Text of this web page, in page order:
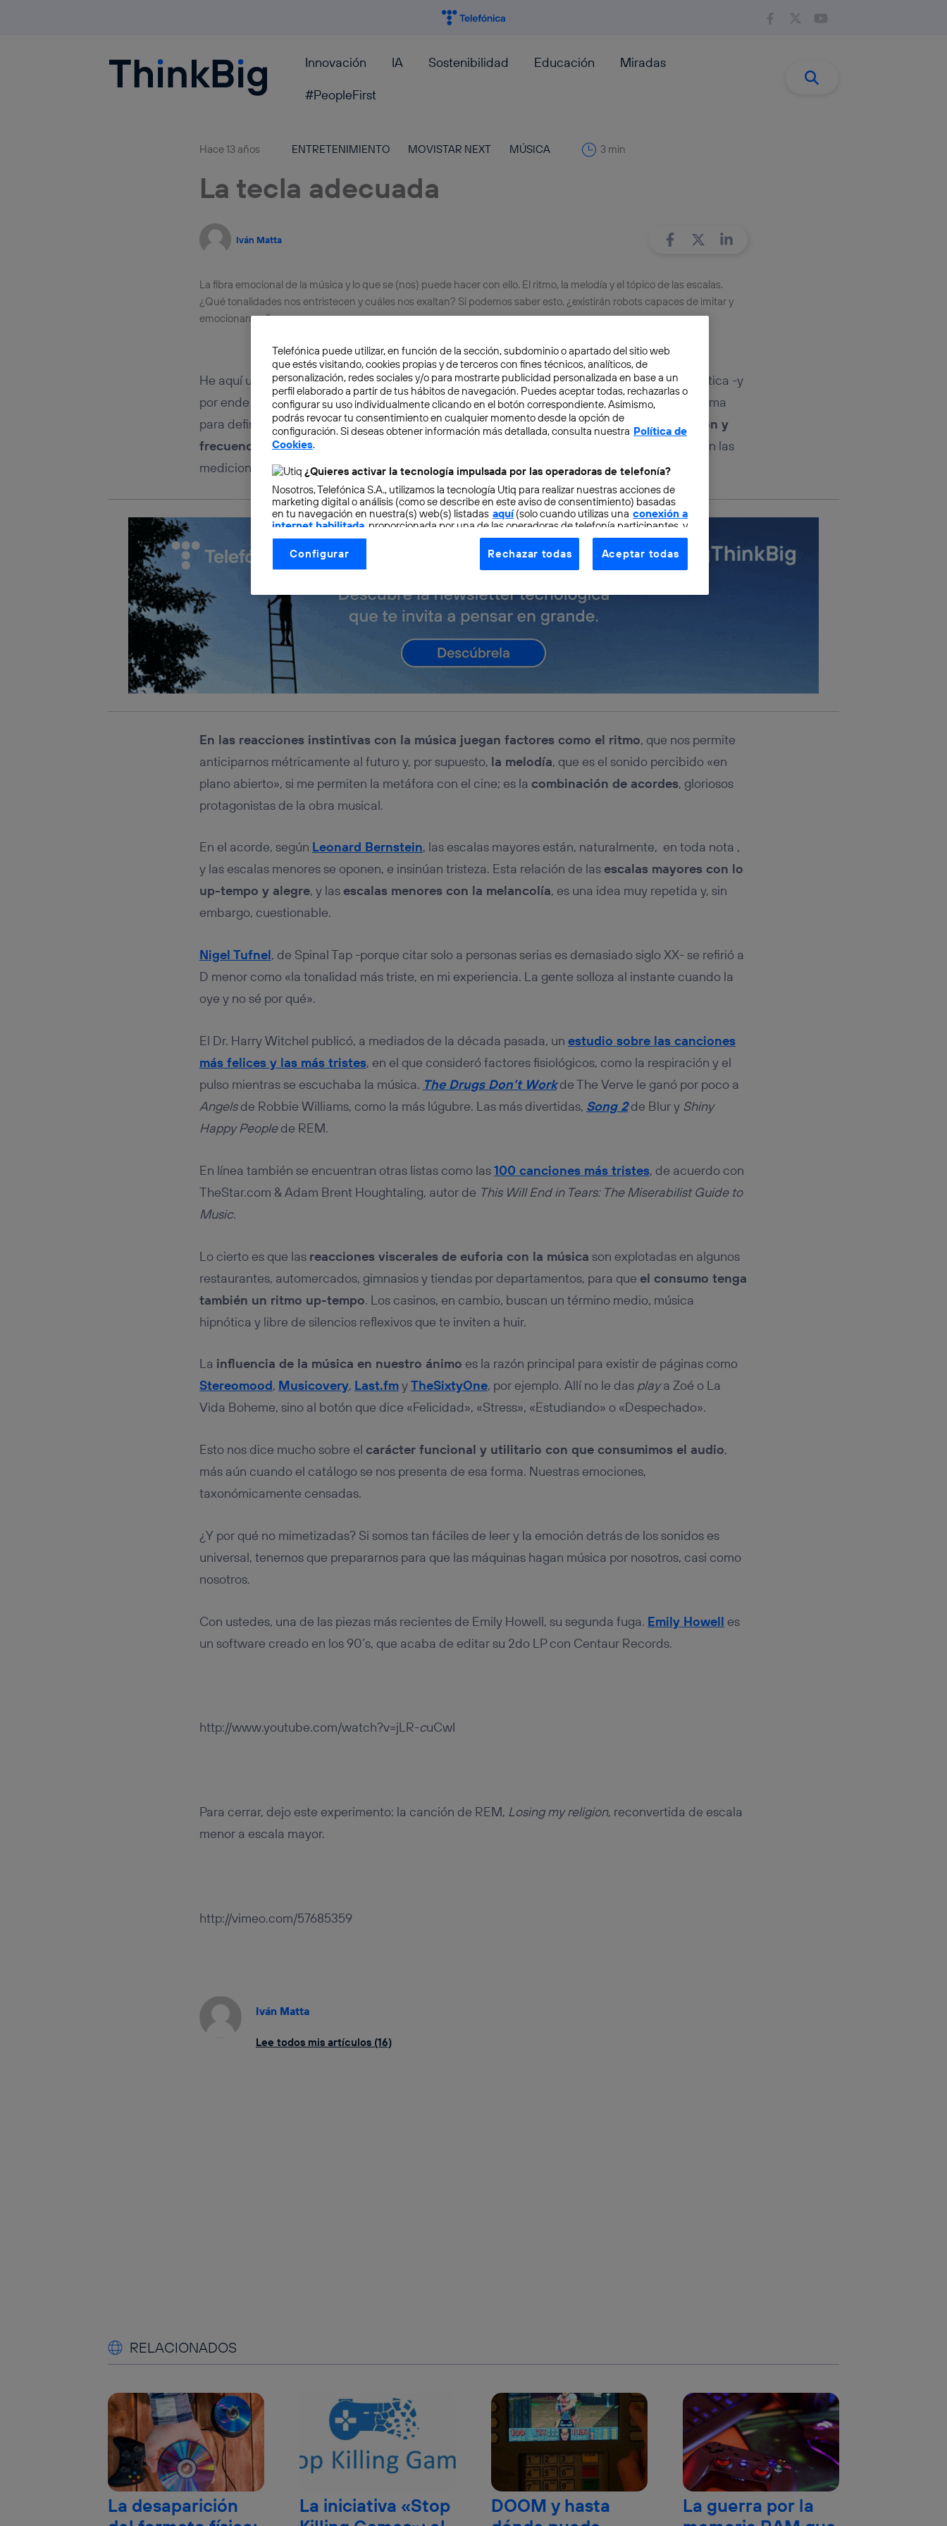
Blogthinkbig.com Innovación IA Sostenibilidad Educación
Miradas
#PeopleFirst
Buscar
Hace 13 años ENTRETENIMIENTO MOVISTAR NEXT MÚSICA 3 min
La tecla adecuada
Iván Matta
La fibra emocional de la música y lo que se (nos) puede hacer con ello. El ritmo, la melodía y el tópico de las escalas.
¿Qué tonalidades nos entristecen y cuáles nos exaltan? Si podemos saber esto, ¿existirán robots capaces de imitar y
emocionarnos?
He aquí un enredo innecesario, diría mi señora madre: hablar de música, una disciplina artística -y
por ende de lectura muy íntima- y de emociones, con lo impreciso que resulta cualquier idioma
para definirlas. Ambas son intangibles desde cierta perspectiva. Peroel sonido es vibración y
frecuencia, y lo emotivo, química hormonal y electricidad
, así que al menos aparecen en las
mediciones.
En las reacciones instintivas con la música juegan factores como el ritmo, que nos permite
anticiparnos métricamente al futuro y, por supuesto, la melodía, que es el sonido percibido «en
plano abierto», si me permiten la metáfora con el cine; es la combinación de acordes, gloriosos
protagonistas de la obra musical.
En el acorde, según Leonard Bernstein, las escalas mayores están, naturalmente, en toda nota ,
y las escalas menores se oponen, e insinúan tristeza. Esta relación de lasescalas mayores con lo
up-tempo y alegre, y lasescalas menores con la melancolía, es una idea muy repetida y, sin
embargo, cuestionable.
Nigel Tufnel, de Spinal Tap -porque citar solo a personas serias es demasiado siglo XX- se refirió a
D menor como «la tonalidad más triste, en mi experiencia. La gente solloza al instante cuando la
oye y no sé por qué».
El Dr. Harry Witchel publicó, a mediados de la década pasada, un estudio sobre las canciones
más felices y las más tristes, en el que consideró factores fisiológicos, como la respiración y el
pulso mientras se escuchaba la música. The Drugs Don’t Workde The Verve le ganó por poco a
Angelsde Robbie Williams, como la más lúgubre. Las más divertidas, Song 2de Blur y Shiny
Happy Peoplede REM.
En línea también se encuentran otras listas como las100 canciones más tristes, de acuerdo con
TheStar.com & Adam Brent Houghtaling, autor de This Will End in Tears: The Miserabilist Guide to
Music.
Lo cierto es que las reacciones viscerales de euforia con la música son explotadas en algunos
restaurantes, automercados, gimnasios y tiendas por departamentos, para que el consumo tenga
también un ritmo up-tempo. Los casinos, en cambio, buscan un término medio, música
hipnótica y libre de silencios reflexivos que te inviten a huir.
La influencia de la música en nuestro ánimo es la razón principal para existir de páginas como
Stereomood, Musicovery, Last.fmyTheSixtyOne, por ejemplo. Allí no le das playa Zoé o La
Vida Boheme, sino al botón que dice «Felicidad», «Stress», «Estudiando» o «Despechado».
Esto nos dice mucho sobre el carácter funcional y utilitario con que consumimos el audio,
más aún cuando el catálogo se nos presenta de esa forma. Nuestras emociones,
taxonómicamente censadas.
¿Y por qué no mimetizadas? Si somos tan fáciles de leer y la emoción detrás de los sonidos es
universal, tenemos que prepararnos para que las máquinas hagan música por nosotros, casi como
nosotros.
Con ustedes, una de las piezas más recientes de Emily Howell, su segunda fuga. Emily Howell es
un software creado en los 90´s, que acaba de editar su 2do LP con Centaur Records.
http://www.youtube.com/watch?v=jLR-cuCwI
Para cerrar, dejo este experimento: la canción de REM, Losing my religion, reconvertida de escala
menor a escala mayor.
http://vimeo.com/57685359
Iván Matta
Lee todos mis artículos (16)
RELACIONADOS
La desaparición
La iniciativa «Stop
DOOM y hasta
La guerra por la
Telefónica puede utilizar, en función de la sección, subdominio o apartado del sitio web
que estés visitando, cookies propias y de terceros con fines técnicos, analíticos, de
personalización, redes sociales y/o para mostrarte publicidad personalizada en base a un
perfil elaborado a partir de tus hábitos de navegación. Puedes aceptar todas, rechazarlas o
configurar su uso individualmente clicando en el botón correspondiente. Asimismo,
podrás revocar tu consentimiento en cualquier momento desde la opción de
configuración. Si deseas obtener información más detallada, consulta nuestra Política de
Cookies.
¿Quieres activar la tecnología impulsada por las operadoras de telefonía?
Nosotros, Telefónica S.A., utilizamos la tecnología Utiq para realizar nuestras acciones de
marketing digital o análisis (como se describe en este aviso de consentimiento) basadas
en tu navegación en nuestra(s) web(s) listadas aquí(solo cuando utilizas una conexión a
internet habilitada , proporcionada por una de las operadoras de telefonía participantes, y
otorgas tu consentimiento en cada página web).
La tecnología Utiq está diseñada con la privacidad como prioridad ofreciéndote elección y
control.
utilizando tu dirección IP y otra información de la cuenta de cliente de telecomunicaciones
vinculada a la conexión que utilizas (p. ej., número de teléfono móvil).
Este identificador se asigna a la conexión de internet, por lo que cualquier persona que
conecte su dispositivo y consienta el uso de la tecnología recibirá el mismo identificador.
Típicamente:
Si utilizas una
conexión de banda ancha
realizará en función de las actividades de navegación de los miembros del hogar que
únicamente en la navegación del usuario del móvil.
Puedes gestionar los consentimientos Utiq seleccionando “Administrar Utiq” en la parte
inferior de esta página web o visitando el
portal de privacidad de Utiq (“consenthub”)
Para más información, consulta la política de privacidad de Utiq.
Configurar Rechazar todas Aceptar todas